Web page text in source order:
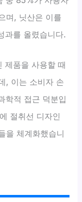
며, 닛산은 이를
과를 올렸습니다.
제품을 사용할 때
, 이는 소비자 손
학적 접근 덕분입
절취선 디자인
을 체계화했습니